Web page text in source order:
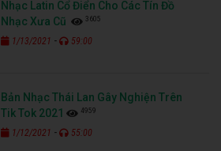
Nhạc Latin Cổ Điển Cho Các Tín Đồ
Nhạc Xưa Cũ
3605
1/13/2021 - 59:00
Bản Nhạc Thái Lan Gây Nghiện Trên
Tik Tok 2021
4959
1/12/2021 - 55:00